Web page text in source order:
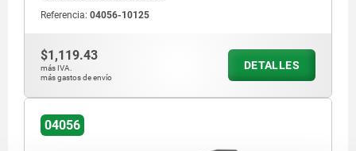
Referencia: 04056-10125
$1,119.43
más IVA.
más gastos de envío
DETALLES
04056